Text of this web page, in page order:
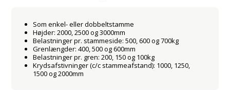
Som enkel- eller dobbeltstamme
Højder: 2000, 2500 og 3000mm
Belastninger pr. stammeside: 500, 600 og 700kg
Grenlængder: 400, 500 og 600mm
Belastninger pr. gren: 200, 150 og 100kg
Krydsafstivninger (c/c stammeafstand): 1000, 1250,
1500 og 2000mm